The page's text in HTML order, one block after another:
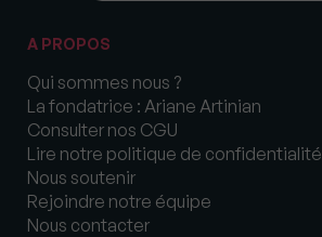
A PROPOS
Qui sommes nous ?
La fondatrice : Ariane Artinian
Consulter nos CGU
Lire notre politique de confidentialité
Nous soutenir
Rejoindre notre équipe
Nous contacter